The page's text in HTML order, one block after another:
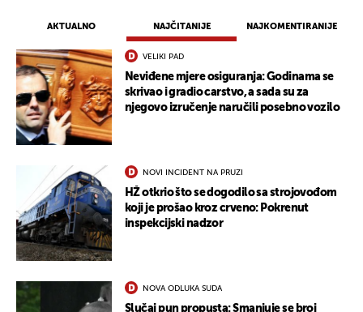
AKTUALNO NAJČITANIJE NAJKOMENTIRANIJE
VELIKI PAD
Neviđene mjere osiguranja: Godinama se
skrivao i gradio carstvo, a sada su za
njegovo izručenje naručili posebno vozilo
NOVI INCIDENT NA PRUZI
HŽ otkrio što se dogodilo sa strojovođom
koji je prošao kroz crveno: Pokrenut
inspekcijski nadzor
NOVA ODLUKA SUDA
Slučaj pun propusta: Smanjuje se broj